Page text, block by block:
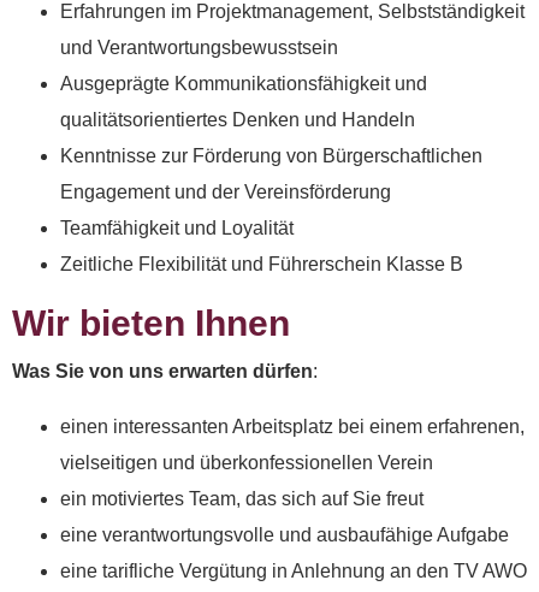
Erfahrungen im Projektmanagement, Selbstständigkeit
und Verantwortungsbewusstsein
Ausgeprägte Kommunikationsfähigkeit und
qualitätsorientiertes Denken und Handeln
Kenntnisse zur Förderung von Bürgerschaftlichen
Engagement und der Vereinsförderung
Teamfähigkeit und Loyalität
Zeitliche Flexibilität und Führerschein Klasse B
Wir bieten Ihnen
Was Sie von uns erwarten dürfen:
einen interessanten Arbeitsplatz bei einem erfahrenen,
vielseitigen und überkonfessionellen Verein
ein motiviertes Team, das sich auf Sie freut
eine verantwortungsvolle und ausbaufähige Aufgabe
eine tarifliche Vergütung in Anlehnung an den TV AWO
Wenn Sie uns Spenden
zukommen lassen
möchten, nutzen Sie bitte
diese Kontodaten:
Freiwilligenagentur
IBAN: DE90 2505 0000
0152 0278 35
BIC: NOLADE2HXXX
Wir können Ihnen auf
Wunsch auch eine
Spendenquittung